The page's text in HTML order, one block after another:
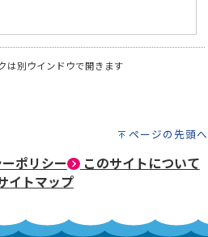
は別ウインドウで開きます
ページの先頭へ
ポリシー
このサイトについて
イトマップ